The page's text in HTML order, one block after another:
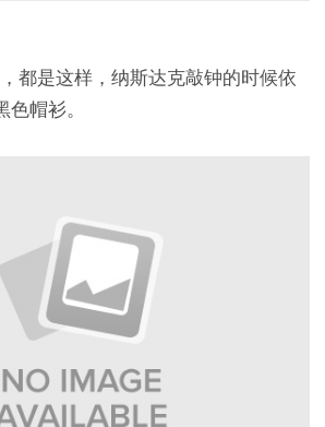
都是这样，纳斯达克敲钟的时候依
色帽衫。